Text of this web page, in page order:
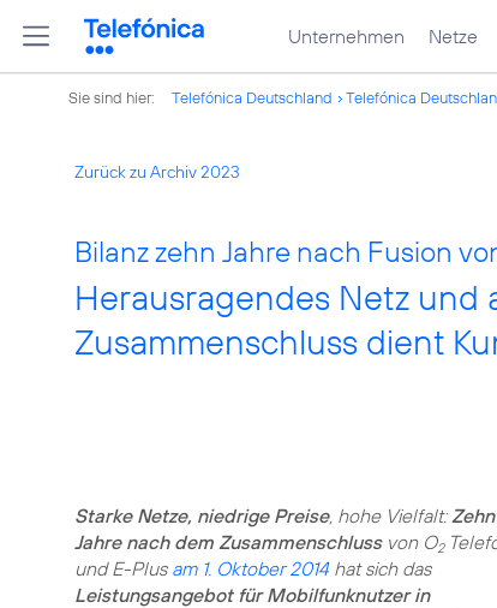
Unternehmen Netze
Sie sind hier: Telefónica Deutschland Telefónica
Zurück zu Archiv 2023
Bilanz zehn Jahre nach Fusion
Herausragendes Netz und
Zusammenschluss dient
Starke Netze, niedrige Preise, hohe Vielfalt:Zehn
Jahre nach dem Zusammenschlussvon O2
und E-Plus am 1. Oktober 2014hat sich das
Leistungsangebot für Mobilfunknutzer in